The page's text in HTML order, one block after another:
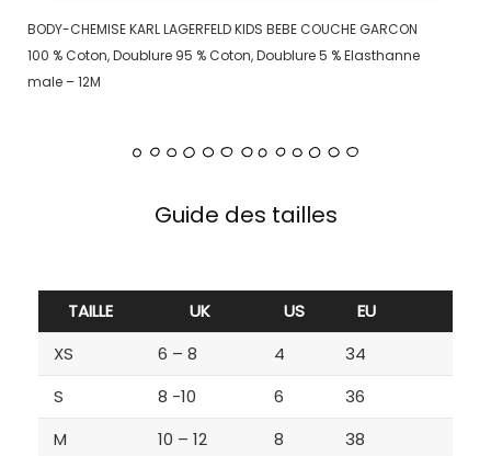
BODY-CHEMISE KARL LAGERFELD KIDS BEBE COUCHE GARCON
100 % Coton, Doublure 95 % Coton, Doublure 5 % Elasthanne
male – 12M
Guide des tailles
TAILLE UK US
EU
XS
6 – 8 4
34
S
8 -10 6
36
M
10 – 12 8
38